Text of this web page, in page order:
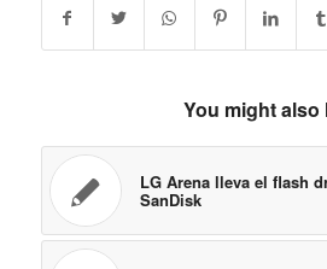
You might also
LG Arena lleva el flash
SanDisk